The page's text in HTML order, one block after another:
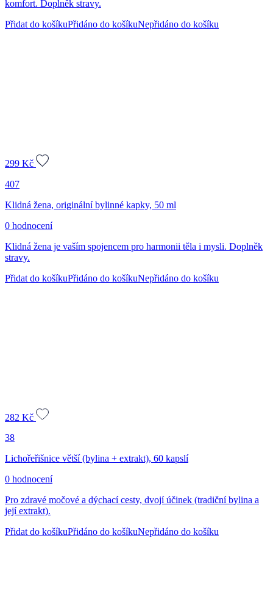
komfort. Doplněk stravy.
Přidat do košíkuPřidáno do košíkuNepřidáno do košíku
299 Kč
407
Klidná žena, originální bylinné kapky, 50 ml
0 hodnocení
Klidná žena je vaším spojencem pro harmonii těla i mysli. Doplněk
stravy.
Přidat do košíkuPřidáno do košíkuNepřidáno do košíku
282 Kč
38
Lichořeřišnice větší (bylina + extrakt), 60 kapslí
0 hodnocení
Pro zdravé močové a dýchací cesty, dvojí účinek (tradiční bylina a
její extrakt).
Přidat do košíkuPřidáno do košíkuNepřidáno do košíku